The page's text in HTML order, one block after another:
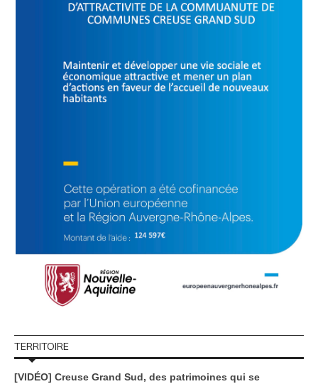
TERRITOIRE
[VIDÉO] Creuse Grand Sud, des patrimoines qui se